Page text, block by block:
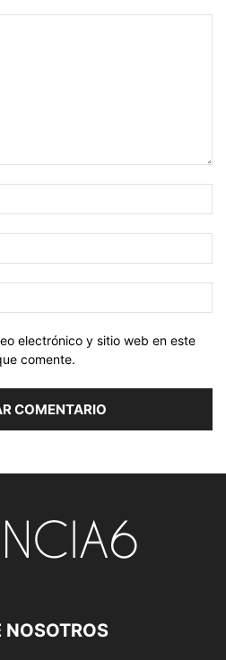
electrónico y sitio web en este
comente.
NOSOTROS